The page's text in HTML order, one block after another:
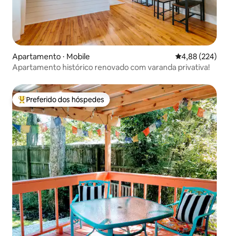
Apartamento ⋅ Mobile 4,88 de uma
4,88 (224)
Apartamento histórico renovado com varanda privativa!
Entre os melhores preferidos dos hóspedes
Preferido dos hóspedes